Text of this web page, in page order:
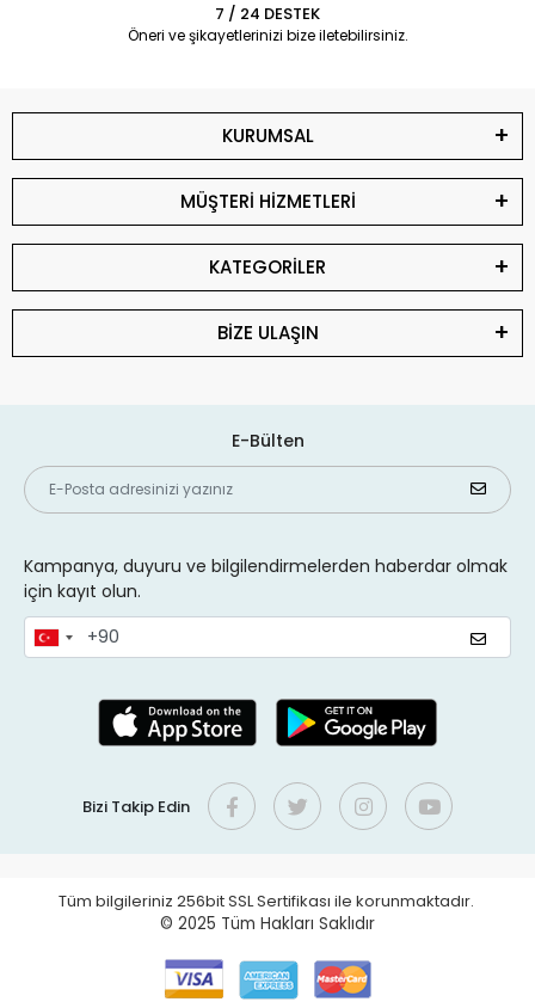
7 / 24 DESTEK
Öneri ve şikayetlerinizi bize iletebilirsiniz.
KURUMSAL
MÜŞTERİ HİZMETLERİ
KATEGORİLER
BİZE ULAŞIN
E-Bülten
Kampanya, duyuru ve bilgilendirmelerden haberdar olmak
için kayıt olun.
Bizi Takip Edin
Tüm bilgileriniz 256bit SSL Sertifikası ile korunmaktadır.
© 2025 Tüm Hakları Saklıdır